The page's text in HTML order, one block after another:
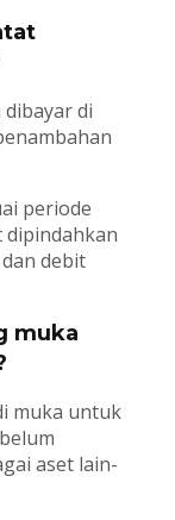
di
periode
dipindahkan
debit
muka
muka untuk
aset lain-